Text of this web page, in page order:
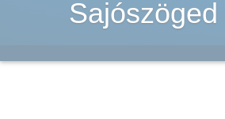
Sajószöged